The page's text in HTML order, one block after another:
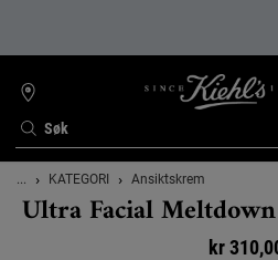
Søk
FINN
BUTIKK
Main content
... KATEGORI Ansiktskrem
Ultra Facial
kr